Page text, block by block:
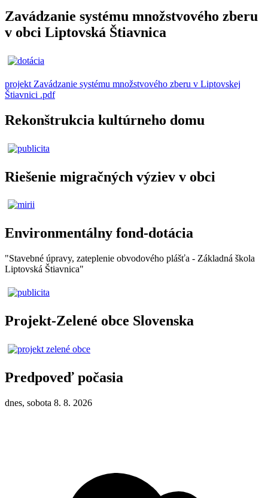
Zavádzanie systému množstvového zberu
v obci Liptovská Štiavnica
projekt Zavádzanie systému množstvového zberu v Liptovskej
Štiavnici .pdf
Rekonštrukcia kultúrneho domu
Riešenie migračných výziev v obci
Environmentálny fond-dotácia
"Stavebné úpravy, zateplenie obvodového plášťa - Základná škola
Liptovská Štiavnica"
Projekt-Zelené obce Slovenska
Predpoveď počasia
dnes, sobota 8. 8. 2026